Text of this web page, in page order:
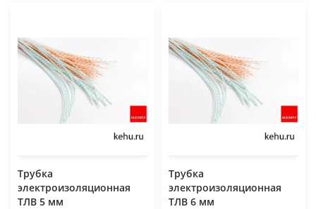
Трубка
электроизоляционная
ТЛВ 5 мм
Трубка
электроизоляционная
ТЛВ 6 мм